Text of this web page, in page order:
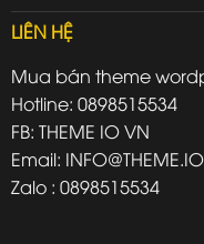
LIÊN HỆ
Mua bán theme
Hotline: 0898515534
FB: THEME IO VN
Email:
Zalo : 0898515534